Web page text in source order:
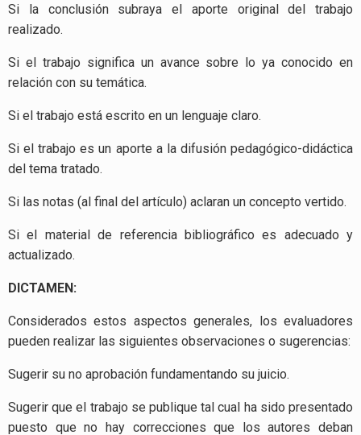
Si la conclusión subraya el aporte original del trabajo
realizado.
Si el trabajo significa un avance sobre lo ya conocido en
relación con su temática.
Si el trabajo está escrito en un lenguaje claro.
Si el trabajo es un aporte a la difusión pedagógico-didáctica
del tema tratado.
Si las notas (al final del artículo) aclaran un concepto vertido.
Si el material de referencia bibliográfico es adecuado y
actualizado.
DICTAMEN:
Considerados estos aspectos generales, los evaluadores
pueden realizar las siguientes observaciones o sugerencias:
Sugerir su no aprobación fundamentando su juicio.
Sugerir que el trabajo se publique tal cual ha sido presentado
puesto que no hay correcciones que los autores deban